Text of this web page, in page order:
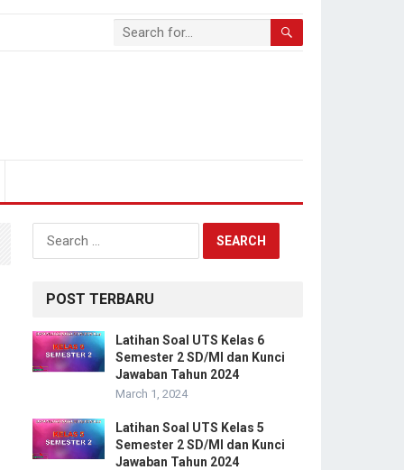
Search
for:
POST TERBARU
Latihan Soal UTS Kelas 6
Semester 2 SD/MI dan Kunci
Jawaban Tahun 2024
March 1, 2024
Latihan Soal UTS Kelas 5
Semester 2 SD/MI dan Kunci
Jawaban Tahun 2024